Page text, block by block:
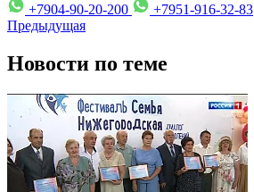
+7904-90-20-200
+7951-916-32-83
Предыдущая
Новости по теме